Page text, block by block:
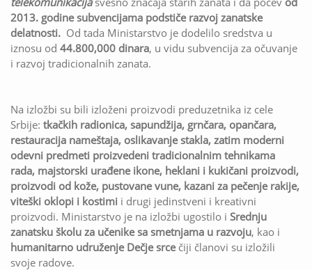
2013. godine subvencijama podstiče razvoj zanatske
delatnosti. Od tada Ministarstvo je dodelilo sredstva u
iznosu od 44.800,000 dinara, u vidu subvencija za očuvanje
i razvoj tradicionalnih zanata.
Na izložbi su bili izloženi proizvodi preduzetnika iz cele
Srbije: tkačkih radionica, sapundžija, grnčara, opančara,
restauracija nameštaja, oslikavanje stakla, zatim moderni
odevni predmeti proizvedeni tradicionalnim tehnikama
rada, majstorski urađene ikone, heklani i kukičani proizvodi,
proizvodi od kože, pustovane vune, kazani za pečenje rakije,
viteški oklopi i kostimi i drugi jedinstveni i kreativni
proizvodi. Ministarstvo je na izložbi ugostilo i Srednju
zanatsku školu za učenike sa smetnjama u razvoju, kao i
humanitarno udruženje Dečje srce čiji članovi su izložili
svoje radove.